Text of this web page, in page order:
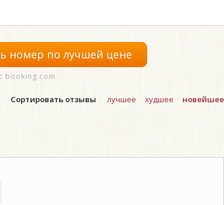
номер по лучшей цене
с booking.com
Сортировать отзывы лучшее худшее новейшее